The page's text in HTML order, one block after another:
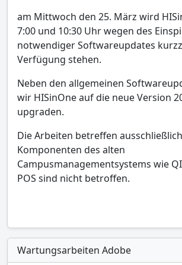
am Mittwoch den 25. März wird
7:00 und 10:30 Uhr wegen des
notwendiger Softwareupdates
Verfügung stehen.
Neben den allgemeinen
wir HISinOne auf die neue Version
upgraden.
Die Arbeiten betreffen
Komponenten des alten
Campusmanagementsystems wie
POS sind nicht betroffen.
Wartungsarbeiten Adobe